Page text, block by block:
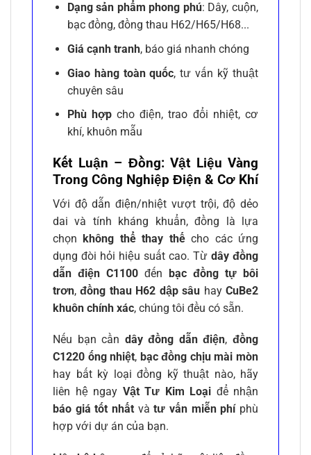
Dạng sản phẩm phong phú: Dây, cuộn,
bạc đồng, đồng thau H62/H65/H68...
Giá cạnh tranh, báo giá nhanh chóng
Giao hàng toàn quốc, tư vấn kỹ thuật
chuyên sâu
Phù hợpcho điện, trao đổi nhiệt, cơ
khí, khuôn mẫu
Kết Luận – Đồng: Vật Liệu Vàng
Trong Công Nghiệp Điện & Cơ Khí
Với độ dẫn điện/nhiệt vượt trội, độ dẻo
dai và tính kháng khuẩn, đồng là lựa
chọnkhông thể thay thếcho các ứng
dụng đòi hỏi hiệu suất cao. Từ dây đồng
dẫn điện C1100 đến bạc đồng tự bôi
trơn,đồng thau H62 dập sâu hayCuBe2
khuôn chính xác, chúng tôi đều có sẵn.
Nếu bạn cần dây đồng dẫn điện,đồng
C1220 ống nhiệt, bạc đồng chịu mài mòn
hay bất kỳ loại đồng kỹ thuật nào, hãy
liên hệ ngay Vật Tư Kim Loại để nhận
báo giá tốt nhất vàtư vấn miễn phíphù
hợp với dự án của bạn.